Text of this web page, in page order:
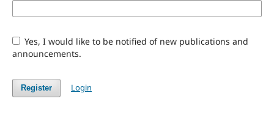
Yes, I would like to be notified of new publications and
announcements.
Register Login